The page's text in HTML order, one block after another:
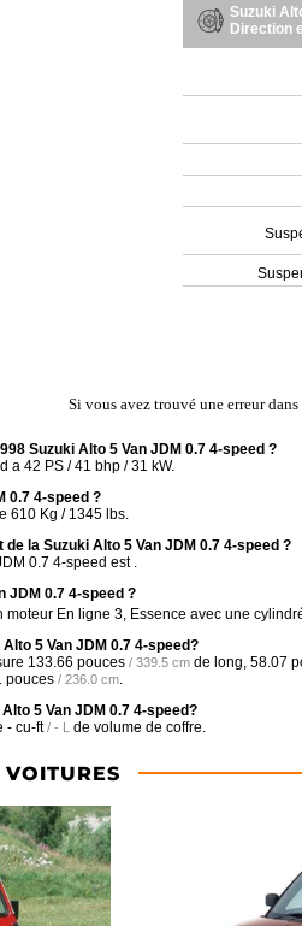
Suzuki
Direction
Si vous avez trouvé une erreur
Suzuki Alto 5 Van JDM 0.7 4-speed ?
a 42 PS / 41 bhp / 31 kW.
0.7 4-speed ?
610 Kg / 1345 lbs.
la Suzuki Alto 5 Van JDM 0.7 4-speed ?
0.7 4-speed est .
JDM 0.7 4-speed ?
moteur En ligne 3, Essence avec une
5 Van JDM 0.7 4-speed?
133.66 pouces / 339.5 cm de long, 58.07
pouces / 236.0 cm
5 Van JDM 0.7 4-speed?
- cu-ft / - L de volume de coffre.